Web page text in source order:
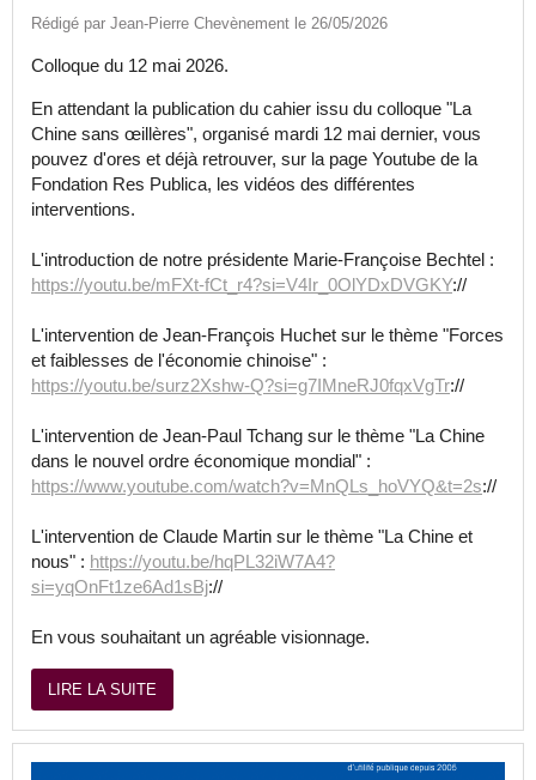
Rédigé par Jean-Pierre Chevènement le 26/05/2026
Colloque du 12 mai 2026.
En attendant la publication du cahier issu du colloque "La
Chine sans œillères", organisé mardi 12 mai dernier, vous
pouvez d'ores et déjà retrouver, sur la page Youtube de la
Fondation Res Publica, les vidéos des différentes
interventions.
L'introduction de notre présidente Marie-Françoise Bechtel :
https://youtu.be/mFXt-fCt_r4?si=V4Ir_0OlYDxDVGKY://
L'intervention de Jean-François Huchet sur le thème "Forces
et faiblesses de l'économie chinoise" :
https://youtu.be/surz2Xshw-Q?si=g7IMneRJ0fqxVgTr://
L'intervention de Jean-Paul Tchang sur le thème "La Chine
dans le nouvel ordre économique mondial" :
https://www.youtube.com/watch?v=MnQLs_hoVYQ&t=2s://
L'intervention de Claude Martin sur le thème "La Chine et
nous" : https://youtu.be/hqPL32iW7A4?
si=yqOnFt1ze6Ad1sBj://
En vous souhaitant un agréable visionnage.
LIRE LA SUITE